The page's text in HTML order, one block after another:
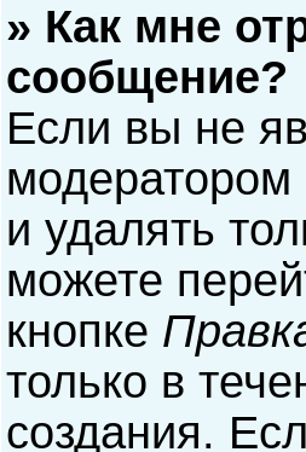
» Как мне
сообщение?
Если вы не
модератором
и удалять
можете
кнопке
только в
создания.